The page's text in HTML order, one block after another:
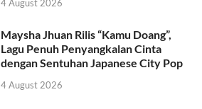
4 August 2026
Maysha Jhuan Rilis “Kamu Doang”,
Lagu Penuh Penyangkalan Cinta
dengan Sentuhan Japanese City Pop
4 August 2026